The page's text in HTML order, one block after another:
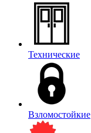
Технические
Взломостойкие